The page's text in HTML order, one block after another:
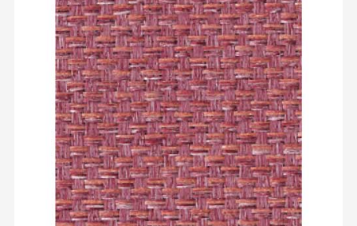
お客様の声
お役立ち情報
お問い合わせ
お気に入りリスト